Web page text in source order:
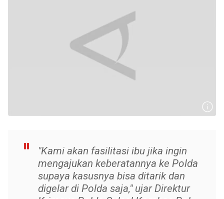
"Kami akan fasilitasi ibu jika ingin
mengajukan keberatannya ke Polda
supaya kasusnya bisa ditarik dan
digelar di Polda saja," ujar Direktur